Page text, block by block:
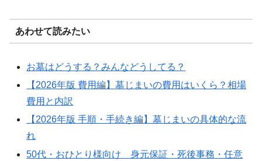
あわせて読みたい
お墓はどうする？みんなどうしてる？
【2026年版 費用編】墓じまいの費用はいくら？相場
費用と内訳
【2026年版 手順・手続き編】墓じまいの具体的な流
れ
50代・おひとり様向け 身元保証・死後事務・任意